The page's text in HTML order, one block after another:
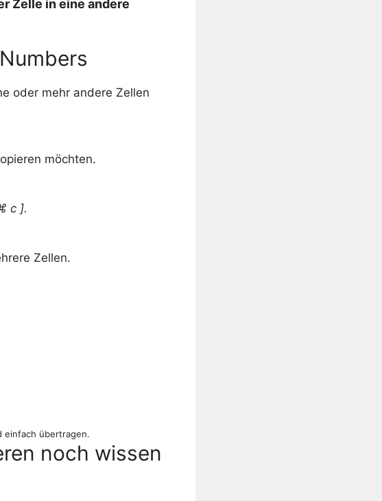
Zelle in eine andere
oder mehr andere Zellen
möchten.
c ].
Zellen.
einfach übertragen.
noch wissen